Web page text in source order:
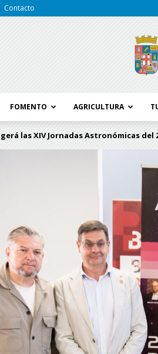
Contacto
FOMENTO AGRICULTURA
las XIV Jornadas Astronómicas del